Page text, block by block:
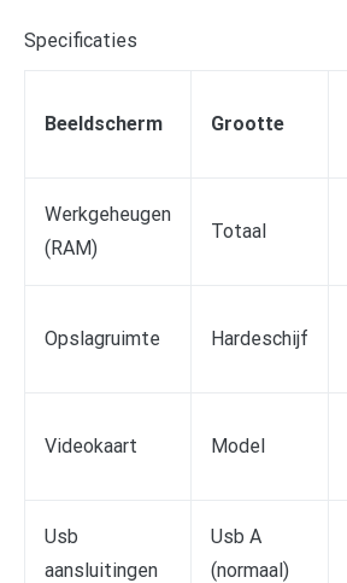
Specificaties
Beeldscherm Grootte
Werkgeheugen
(RAM)
Totaal
Opslagruimte Hardeschijf
Videokaart Model
Usb
aansluitingen
Usb A
(normaal)